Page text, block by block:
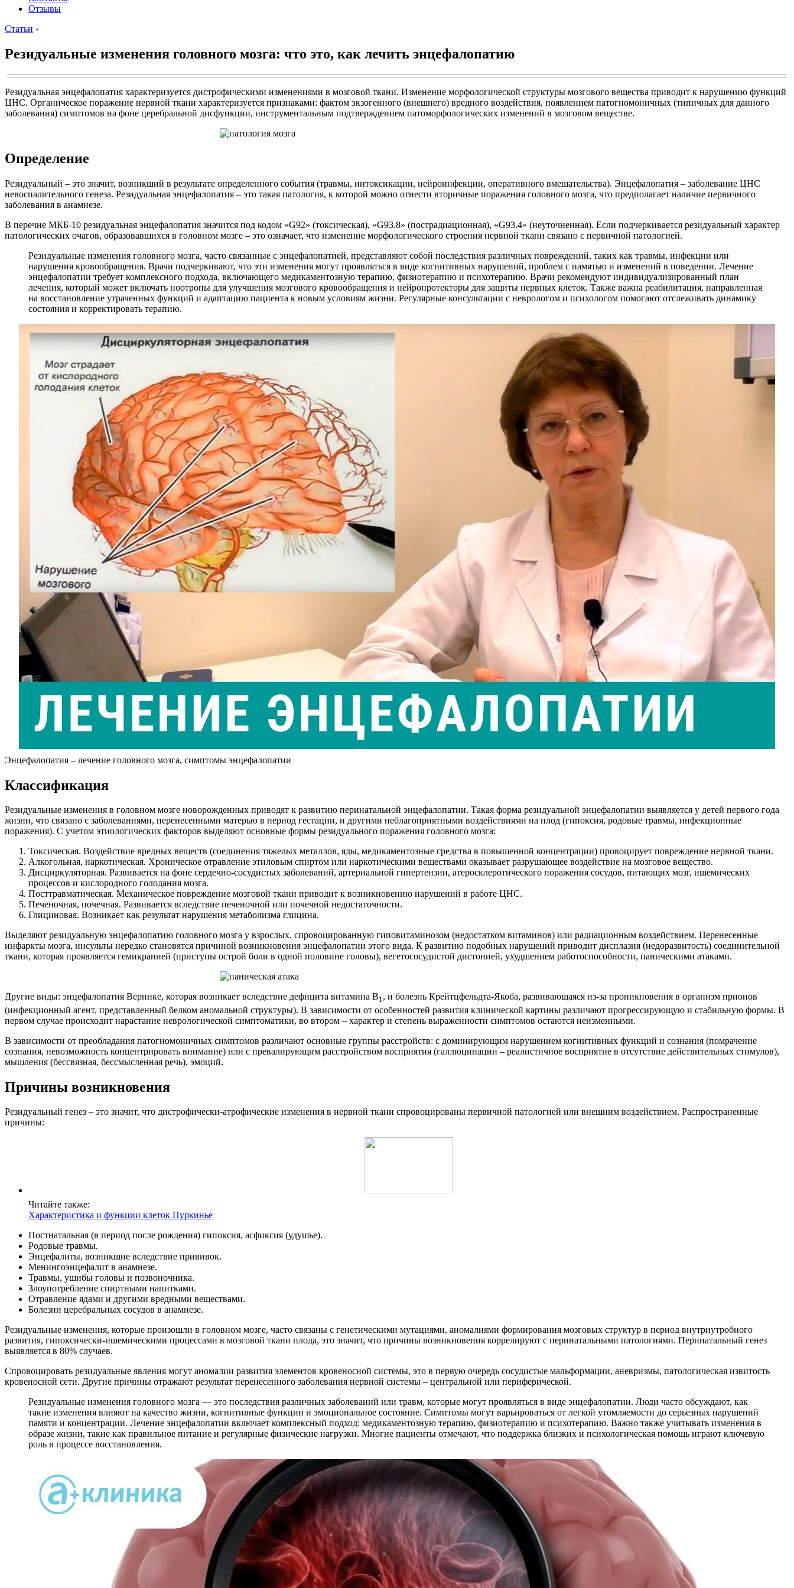
Отзывы
Статьи ›
Резидуальные изменения головного мозга: что это, как лечить энцефалопатию
Резидуальная энцефалопатия характеризуется дистрофическими изменениями в мозговой ткани. Изменение морфологической структуры мозгового вещества приводит к нарушению функций
ЦНС. Органическое поражение нервной ткани характеризуется признаками: фактом экзогенного (внешнего) вредного воздействия, появлением патогномоничных (типичных для данного
заболевания) симптомов на фоне церебральной дисфункции, инструментальным подтверждением патоморфологических изменений в мозговом веществе.
Определение
Резидуальный – это значит, возникший в результате определенного события (травмы, интоксикации, нейроинфекции, оперативного вмешательства). Энцефалопатия – заболевание ЦНС
невоспалительного генеза. Резидуальная энцефалопатия – это такая патология, к которой можно отнести вторичные поражения головного мозга, что предполагает наличие первичного
заболевания в анамнезе.
В перечне МКБ-10 резидуальная энцефалопатия значится под кодом «G92» (токсическая), «G93.8» (пострадиационная), «G93.4» (неуточненная). Если подчеркивается резидуальный характер
патологических очагов, образовавшихся в головном мозге – это означает, что изменение морфологического строения нервной ткани связано с первичной патологией.
Резидуальные изменения головного мозга, часто связанные с энцефалопатией, представляют собой последствия различных повреждений, таких как травмы, инфекции или
нарушения кровообращения. Врачи подчеркивают, что эти изменения могут проявляться в виде когнитивных нарушений, проблем с памятью и изменений в поведении. Лечение
энцефалопатии требует комплексного подхода, включающего медикаментозную терапию, физиотерапию и психотерапию. Врачи рекомендуют индивидуализированный план
лечения, который может включать ноотропы для улучшения мозгового кровообращения и нейропротекторы для защиты нервных клеток. Также важна реабилитация, направленная
на восстановление утраченных функций и адаптацию пациента к новым условиям жизни. Регулярные консультации с неврологом и психологом помогают отслеживать динамику
состояния и корректировать терапию.
Энцефалопатия – лечение головного мозга, симптомы энцефалопатии
Классификация
Резидуальные изменения в головном мозге новорожденных приводят к развитию перинатальной энцефалопатии. Такая форма резидуальной энцефалопатии выявляется у детей первого года
жизни, что связано с заболеваниями, перенесенными матерью в период гестации, и другими неблагоприятными воздействиями на плод (гипоксия, родовые травмы, инфекционные
поражения). С учетом этиологических факторов выделяют основные формы резидуального поражения головного мозга:
Токсическая. Воздействие вредных веществ (соединения тяжелых металлов, яды, медикаментозные средства в повышенной концентрации) провоцирует повреждение нервной ткани.
Алкогольная, наркотическая. Хроническое отравление этиловым спиртом или наркотическими веществами оказывает разрушающее воздействие на мозговое вещество.
Дисциркуляторная. Развивается на фоне сердечно-сосудистых заболеваний, артериальной гипертензии, атеросклеротического поражения сосудов, питающих мозг, ишемических
процессов и кислородного голодания мозга.
Посттравматическая. Механическое повреждение мозговой ткани приводит к возникновению нарушений в работе ЦНС.
Печеночная, почечная. Развивается вследствие печеночной или почечной недостаточности.
Глициновая. Возникает как результат нарушения метаболизма глицина.
Выделяют резидуальную энцефалопатию головного мозга у взрослых, спровоцированную гиповитаминозом (недостатком витаминов) или радиационным воздействием. Перенесенные
инфаркты мозга, инсульты нередко становятся причиной возникновения энцефалопатии этого вида. К развитию подобных нарушений приводит дисплазия (недоразвитость) соединительной
ткани, которая проявляется гемикранией (приступы острой боли в одной половине головы), вегетососудистой дистонией, ухудшением работоспособности, паническими атаками.
Другие виды: энцефалопатия Вернике, которая возникает вследствие дефицита витамина B1, и болезнь Крейтцфельдта-Якоба, развивающаяся из-за проникновения в организм прионов
(инфекционный агент, представленный белком аномальной структуры). В зависимости от особенностей развития клинической картины различают прогрессирующую и стабильную формы. В
первом случае происходит нарастание неврологической симптоматики, во втором – характер и степень выраженности симптомов остаются неизменными.
В зависимости от преобладания патогномоничных симптомов различают основные группы расстройств: с доминирующим нарушением когнитивных функций и сознания (помрачение
сознания, невозможность концентрировать внимание) или с превалирующим расстройством восприятия (галлюцинации – реалистичное восприятие в отсутствие действительных стимулов),
мышления (бессвязная, бессмысленная речь), эмоций.
Причины возникновения
Резидуальный генез – это значит, что дистрофически-атрофические изменения в нервной ткани спровоцированы первичной патологией или внешним воздействием. Распространенные
причины:
Читайте также:
Характеристика и функции клеток Пуркинье
Постнатальная (в период после рождения) гипоксия, асфиксия (удушье).
Родовые травмы.
Энцефалиты, возникшие вследствие прививок.
Менингоэнцефалит в анамнезе.
Травмы, ушибы головы и позвоночника.
Злоупотребление спиртными напитками.
Отравление ядами и другими вредными веществами.
Болезни церебральных сосудов в анамнезе.
Резидуальные изменения, которые произошли в головном мозге, часто связаны с генетическими мутациями, аномалиями формирования мозговых структур в период внутриутробного
развития, гипоксически-ишемическими процессами в мозговой ткани плода, это значит, что причины возникновения коррелируют с перинатальными патологиями. Перинатальный генез
выявляется в 80% случаев.
Спровоцировать резидуальные явления могут аномалии развития элементов кровеносной системы, это в первую очередь сосудистые мальформации, аневризмы, патологическая извитость
кровеносной сети. Другие причины отражают результат перенесенного заболевания нервной системы – центральной или периферической.
Резидуальные изменения головного мозга — это последствия различных заболеваний или травм, которые могут проявляться в виде энцефалопатии. Люди часто обсуждают, как
такие изменения влияют на качество жизни, когнитивные функции и эмоциональное состояние. Симптомы могут варьироваться от легкой утомляемости до серьезных нарушений
памяти и концентрации. Лечение энцефалопатии включает комплексный подход: медикаментозную терапию, физиотерапию и психотерапию. Важно также учитывать изменения в
образе жизни, такие как правильное питание и регулярные физические нагрузки. Многие пациенты отмечают, что поддержка близких и психологическая помощь играют ключевую
роль в процессе восстановления.